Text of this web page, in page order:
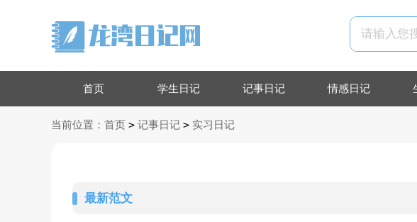
首页 学生日记 记事日记 情感日记
当前位置： 首页 > 记事日记 > 实习日记
最新范文